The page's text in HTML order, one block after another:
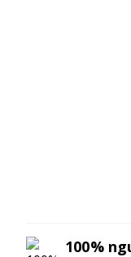
100%